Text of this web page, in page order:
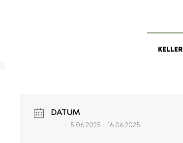
KELLER
DATUM
5.06.2025 - 16.06.2025